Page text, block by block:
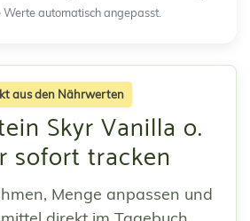
automatisch angepasst.
aus den Nährwerten
Skyr Vanilla o.
sofort tracken
Menge anpassen und